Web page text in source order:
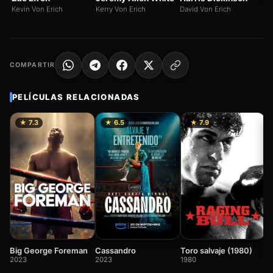
Kevin Von Erich Kerry Von Erich David Von Erich
COMPARTIR
PELÍCULAS RELACIONADAS
★ 7.3
Big George Foreman
2023
★ 6.5
Cassandro
2023
★ 7.9
Toro salvaje (1980)
1980